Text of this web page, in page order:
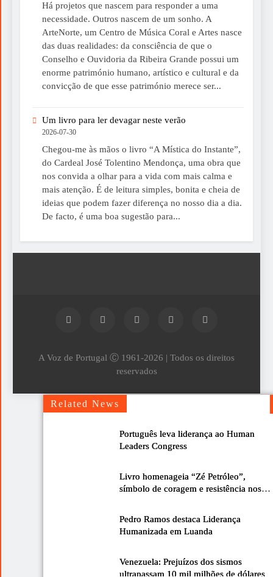
Related News
Português leva liderança ao Human
Leaders Congress
Livro homenageia “Zé Petróleo”,
símbolo de coragem e resistência nos
Pedro Ramos destaca Liderança
Humanizada em Luanda
Venezuela: Prejuízos dos sismos
ultrapassam 10 mil milhões de dólares
Há projetos que nascem para responder a uma
necessidade. Outros nascem de um sonho. A
ArteNorte, um Centro de Música Coral e Artes nasce
das duas realidades: da consciência de que o
Conselho e Ouvidoria da Ribeira Grande possui um
enorme património humano, artístico e cultural e da
convicção de que esse património merece ser...
Um livro para ler devagar neste verão
2026-07-30
Chegou-me às mãos o livro “A Mística do Instante”,
do Cardeal José Tolentino Mendonça, uma obra que
nos convida a olhar para a vida com mais calma e
mais atenção. É de leitura simples, bonita e cheia de
ideias que podem fazer diferença no nosso dia a dia.
De facto, é uma boa sugestão para...
A Voz de Portugal Ⓒ 1961-2026 | Todos os direitos
reservados